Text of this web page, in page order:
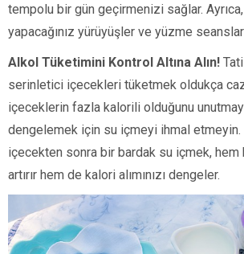
tempolu bir gün geçirmenizi sağlar. Ayrıca,
yapacağınız yürüyüşler ve yüzme
Alkol Tüketimini Kontrol Altına Alın!
serinletici içecekleri tüketmek oldukça
içeceklerin fazla kalorili olduğunu
dengelemek için su içmeyi ihmal
içecekten sonra bir bardak su içmek, hem
artırır hem de kalori alımınızı dengeler.